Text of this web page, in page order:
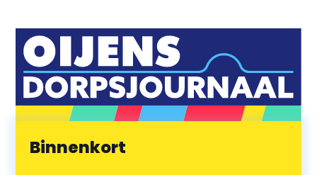
Binnenkort